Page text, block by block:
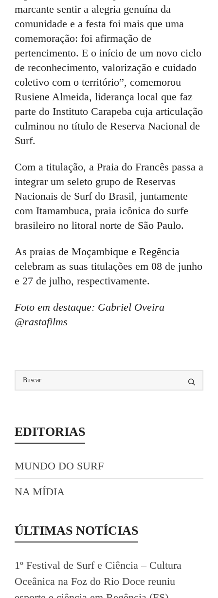
marcante sentir a alegria genuína da
comunidade e a festa foi mais que uma
comemoração: foi afirmação de
pertencimento. E o início de um novo ciclo
de reconhecimento, valorização e cuidado
coletivo com o território”, comemorou
Rusiene Almeida, liderança local que faz
parte do Instituto Carapeba cuja articulação
culminou no título de Reserva Nacional de
Surf.
Com a titulação, a Praia do Francês passa a
integrar um seleto grupo de Reservas
Nacionais de Surf do Brasil, juntamente
com Itamambuca, praia icônica do surfe
brasileiro no litoral norte de São Paulo.
As praias de Moçambique e Regência
celebram as suas titulações em 08 de junho
e 27 de julho, respectivamente.
Foto em destaque: Gabriel Oveira
@rastafilms
EDITORIAS
MUNDO DO SURF
NA MÍDIA
ÚLTIMAS NOTÍCIAS
1º Festival de Surf e Ciência – Cultura
Oceânica na Foz do Rio Doce reuniu